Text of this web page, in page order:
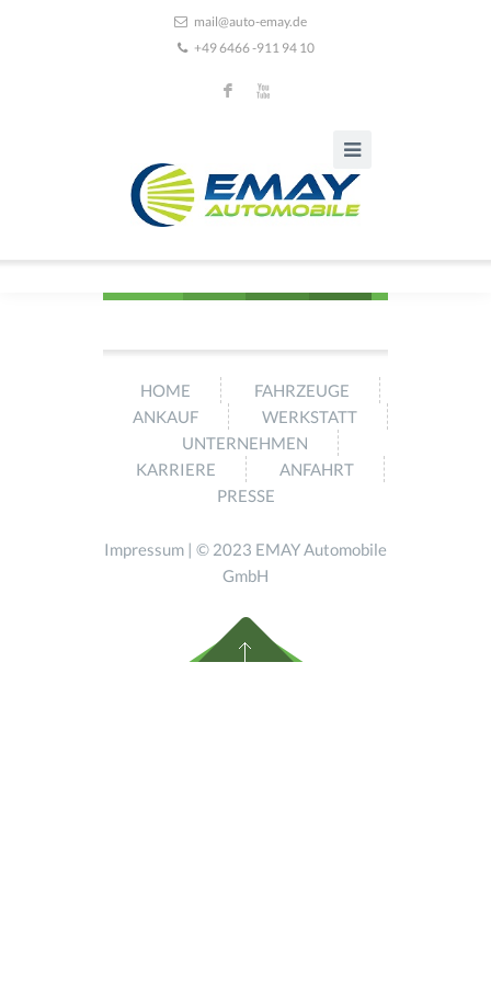
mail@auto-emay.de
+49 6466 -911 94 10
F X
HOME
FAHRZEUGE
ANKAUF
WERKSTATT
UNTERNEHMEN
KARRIERE
ANFAHRT
PRESSE
Impressum | © 2023 EMAY Automobile
GmbH